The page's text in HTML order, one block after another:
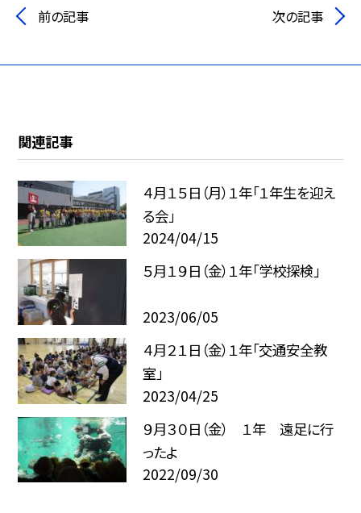
前の記事 次の記事
関連記事
４月１５日（月）１年「１年生を迎え
る会」
2024/04/15
５月１９日（金）１年「学校探検」
2023/06/05
４月２１日（金）１年「交通安全教
室」
2023/04/25
９月３０日（金） １年 遠足に行
ったよ
2022/09/30